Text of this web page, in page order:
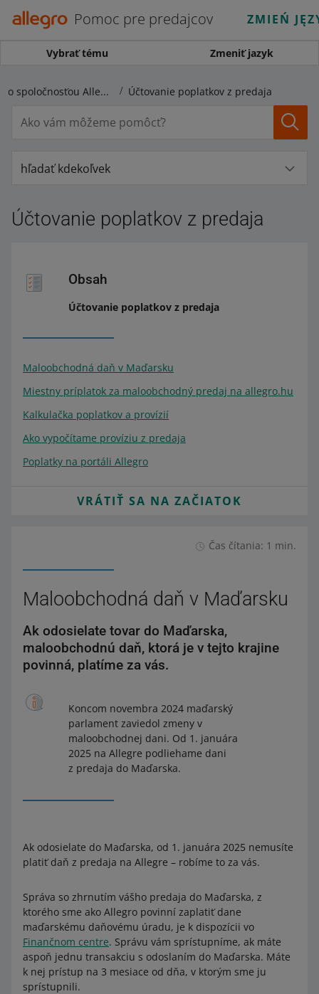
Pomoc pre predajcov ZMIEŃ
Vybrať tému Zmeniť jazyk
Vyúčtovania so spoločnosťou Allegro Účtovanie poplatkov z predaja
hľadať kdekoľvek
Účtovanie poplatkov z predaja
Obsah
Účtovanie poplatkov z predaja
Maloobchodná daň v Maďarsku
Miestny príplatok za maloobchodný predaj na allegro.hu
Kalkulačka poplatkov a provízií
Ako vypočítame províziu z predaja
Poplatky na portáli Allegro
VRÁTIŤ SA NA ZAČIATOK
Čas čítania: 1 min.
Maloobchodná daň v Maďarsku
Ak odosielate tovar do Maďarska,
maloobchodnú daň, ktorá je v tejto krajine
povinná, platíme za vás.
Koncom novembra 2024 maďarský
parlament zaviedol zmeny v
maloobchodnej dani. Od 1. januára
2025 na Allegre podliehame dani
z predaja do Maďarska.
Ak odosielate do Maďarska, od 1. januára 2025 nemusíte
platiť daň z predaja na Allegre – robíme to za vás.
Správa so zhrnutím vášho predaja do Maďarska, z
ktorého sme ako Allegro povinní zaplatiť dane
maďarskému daňovému úradu, je k dispozícii vo
Finančnom centre. Správu vám sprístupníme, ak máte
aspoň jednu transakciu s odoslaním do Maďarska. Máte
k nej prístup na 3 mesiace od dňa, v ktorým sme ju
sprístupnili.